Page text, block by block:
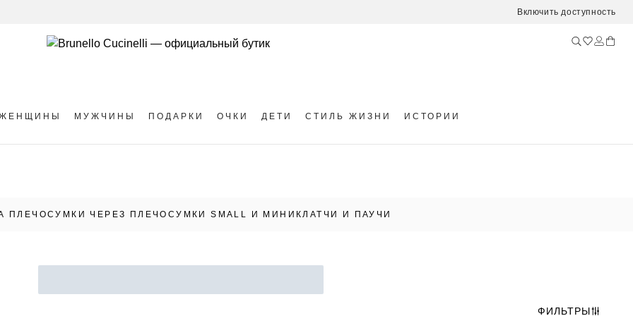
Включить доступность
МУЖЧИНЫ ПОДАРКИ ОЧКИ ДЕТИ СТИЛЬ ЖИЗНИ ИСТОРИИ
ПЛЕЧОСУМКИ ЧЕРЕЗ ПЛЕЧО СУМКИ SMALL И МИНИ КЛАТЧИ И ПАУЧИ
ФИЛЬТРЫ